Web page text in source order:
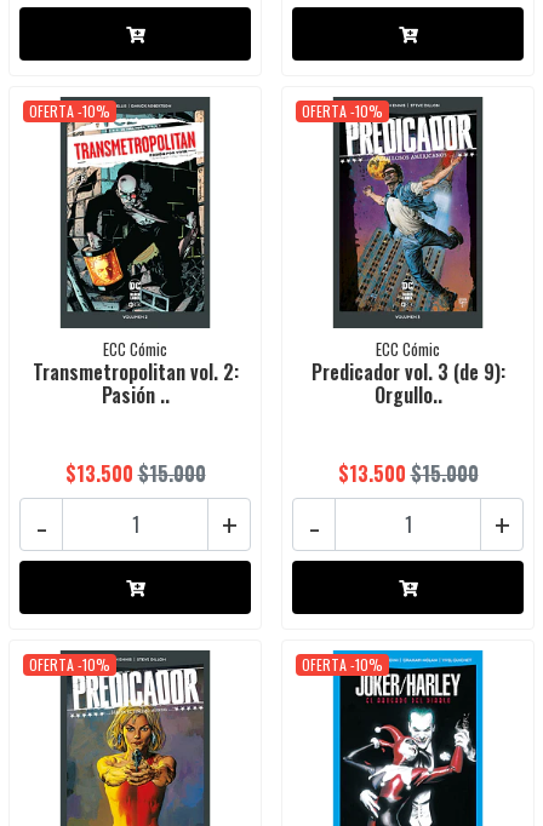
OFERTA -10%
ECC Cómic
Transmetropolitan vol. 2:
Pasión ..
$13.500$15.000
+
-
OFERTA -10%
ECC Cómic
Predicador vol. 3 (de 9):
Orgullo..
$13.500$15.000
+
-
OFERTA -10% OFERTA -10%